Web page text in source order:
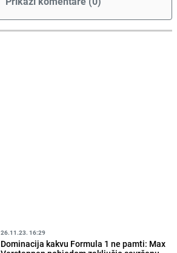
26.11.23. 16:29
Dominacija kakvu Formula 1 ne pamti: Max